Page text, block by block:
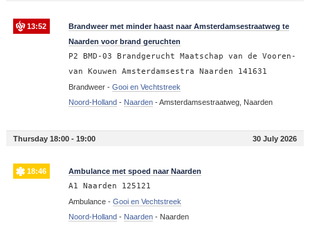
13:52
Brandweer met minder haast naar Amsterdamsestraatweg te
Naarden voor brand geruchten
P2 BMD-03 Brandgerucht Maatschap van de Vooren-
van Kouwen Amsterdamsestra Naarden 141631
Brandweer - Gooi en Vechtstreek
Noord-Holland- Naarden-Amsterdamsestraatweg, Naarden
Thursday 18:00 - 19:00 30 July 2026
18:46 Ambulance met spoed naar Naarden
A1 Naarden 125121
Ambulance - Gooi en Vechtstreek
Noord-Holland- Naarden- Naarden